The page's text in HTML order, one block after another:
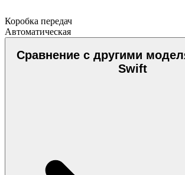
Коробка передач
Автоматическая
Сравнение с другими
Swift